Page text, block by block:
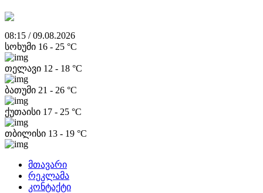
08:15 / 09.08.2026
სოხუმი 16 - 25 °C
თელავი 12 - 18 °C
ბათუმი 21 - 26 °C
ქუთაისი 17 - 25 °C
თბილისი 13 - 19 °C
მთავარი
რეკლამა
კონტაქტი